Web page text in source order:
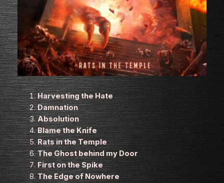
Harvesting the Hate
Damnation
Absolution
Blame the Knife
Rats in the Temple
The Ghost behind my Door
First on the Spike
The Edge of Nowhere